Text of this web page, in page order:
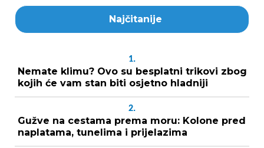
Najčitanije
1.
Nemate klimu? Ovo su besplatni trikovi zbog
kojih će vam stan biti osjetno hladniji
2.
Gužve na cestama prema moru: Kolone pred
naplatama, tunelima i prijelazima